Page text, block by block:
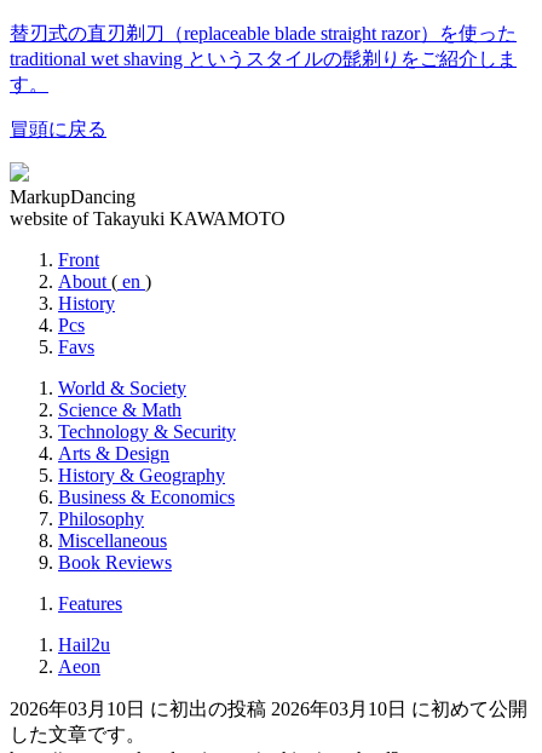
替刃式の直刃剃刀（replaceable blade straight razor）を使った
traditional wet shaving というスタイルの髭剃りをご紹介しま
す。
冒頭に戻る
MarkupDancing
website of Takayuki KAWAMOTO
Front
About ( en )
History
Pcs
Favs
World & Society
Science & Math
Technology & Security
Arts & Design
History & Geography
Business & Economics
Philosophy
Miscellaneous
Book Reviews
Features
Hail2u
Aeon
2026年03月10日 に初出の投稿 2026年03月10日 に初めて公開
した文章です。